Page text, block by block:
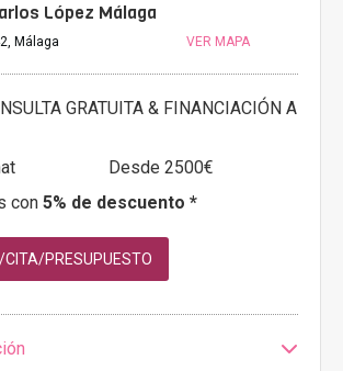
López Málaga
Málaga VER MAPA
GRATUITA & FINANCIACIÓN A
Desde 2500€
con 5% de descuento *
CITA/PRESUPUESTO